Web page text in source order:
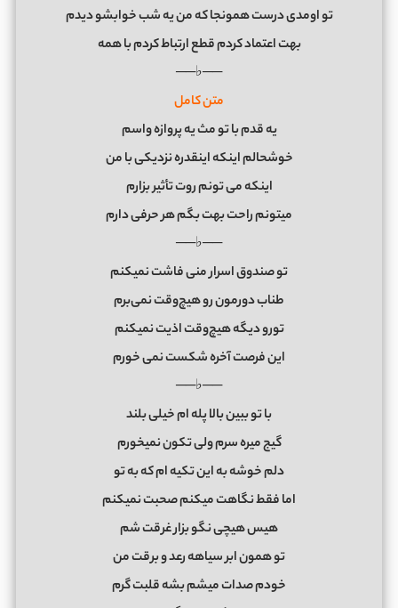
تو اومدی درست همونجا که من یه شب خوابشو دیدم
بهت اعتماد کردم قطع ارتباط کردم با همه
──♭──
متن کامل
یه قدم با تو مث یه پروازه واسم
خوشحالم اینکه اینقدره نزدیکی با من
اینکه می تونم روت تأثیر بزارم
میتونم راحت بهت بگم هر حرفی دارم
──♭──
تو صندوق اسرار منی فاشت نمیکنم
طناب دورمون رو هیچ‌وقت نمی‌برم
تورو دیگه هیچ‌وقت اذیت نمیکنم
این فرصت آخره شکست نمی خورم
──♭──
با تو ببین بالا پله ام خیلی بلند
گیج میره سرم ولی تکون نمیخورم
دلم خوشه به این تکیه ام که به تو
اما فقط نگاهت میکنم صحبت نمیکنم
هیس هیچی نگو بزار غرقت شم
تو همون ابر سیاهه رعد و برقت من
خودم صدات میشم بشه قلبت گرم